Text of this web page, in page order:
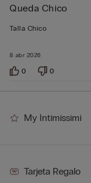
de
4
5
8 abr 2026
Queda Chico
Talla Chico
0 0
My Intimissimi
Tarjeta Regalo